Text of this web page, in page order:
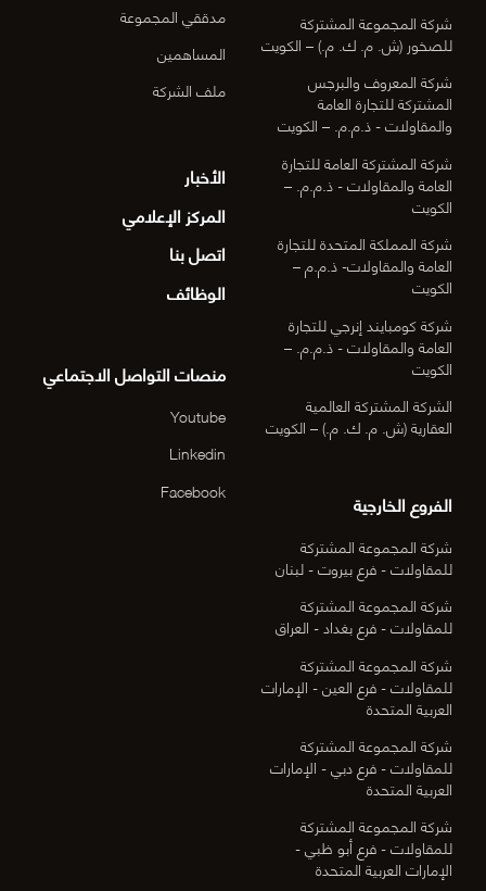
شركة المجموعة المشتركة
للصخور (ش. م. ك. م.) – الكويت
شركة المعروف والبرجس
المشتركة للتجارة العامة
والمقاولات - ذ.م.م. – الكويت
شركة المشتركة العامة للتجارة
العامة والمقاولات - ذ.م.م. –
الكويت
شركة المملكة المتحدة للتجارة
العامة والمقاولات- ذ.م.م –
الكويت
شركة كومبايند إنرجي للتجارة
العامة والمقاولات - ذ.م.م. –
الكويت
الشركة المشتركة العالمية
العقارية (ش. م. ك. م.) – الكويت
الفروع الخارجية
شركة المجموعة المشتركة
للمقاولات - فرع بيروت - لبنان
شركة المجموعة المشتركة
للمقاولات - فرع بغداد - العراق
شركة المجموعة المشتركة
للمقاولات - فرع العين - الإمارات
العربية المتحدة
شركة المجموعة المشتركة
للمقاولات - فرع دبي - الإمارات
العربية المتحدة
شركة المجموعة المشتركة
للمقاولات - فرع أبو ظبي -
الإمارات العربية المتحدة
مدققي المجموعة
المساهمين
ملف الشركة
الأخبار
المركز الإعلامي
اتصل بنا
الوظائف
منصات التواصل الاجتماعي
Youtube
Linkedin
Facebook